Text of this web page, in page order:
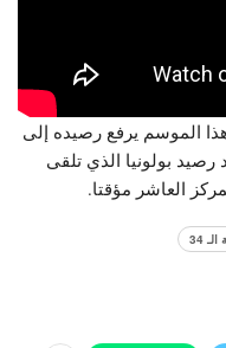
الموسم يرفع رصيده إلى
رصيد بولونيا الذي تلقى
34